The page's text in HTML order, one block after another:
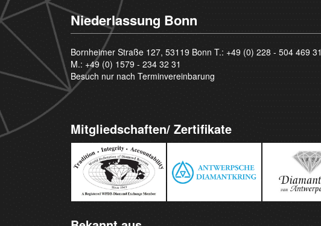
Niederlassung Bonn
Bornheimer Straße 127, 53119 Bonn T.: +49 (0) 228 - 504 469 31
M.: +49 (0) 1579 - 234 32 31
Besuch nur nach Terminvereinbarung
Mitgliedschaften/ Zertifikate